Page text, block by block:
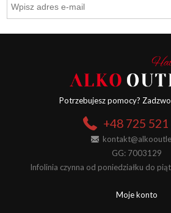
Potrzebujesz pomocy?
+48 725 521
GG: 7003129
Infolinia czynna od poniedziałku do
Moje konto